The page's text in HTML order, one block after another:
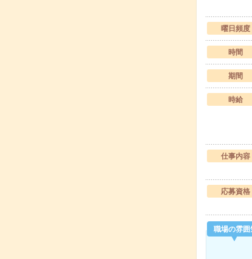
曜日頻度
時間
期間
時給
仕事内容
応募資格
職場の雰囲